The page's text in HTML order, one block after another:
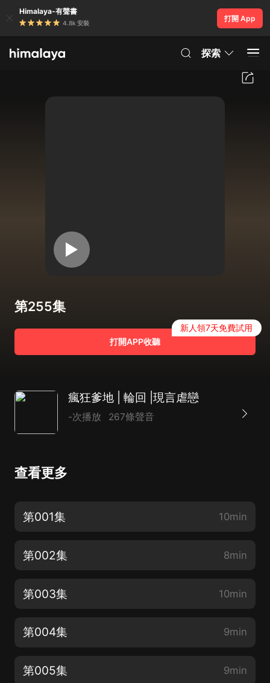
Himalaya-有聲書
4.8k 安裝
打開 App
探索
第255集
打開APP收聽
新人領7天免費試用
瘋狂爹地 | 輪回 |現言虐戀
-次播放 267條聲音
查看更多
第001集 10min
第002集 8min
第003集 10min
第004集 9min
第005集 9min